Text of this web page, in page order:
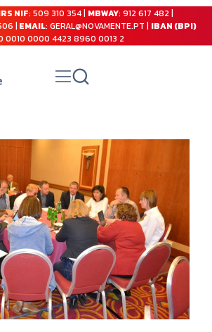
NIF: 509 310 354 | MBWAY: 912 617 482 |
| EMAIL: GERAL@NOVAMENTE.PT | IBAN (BPI)
0010 0000 4423 8960 0013 2